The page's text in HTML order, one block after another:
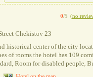
0/5 (no
Chekistov 23
historical center of the city
of rooms the hotel has 109
Room for disabled people,